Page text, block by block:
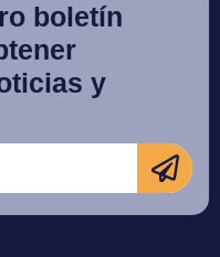
boletín
y